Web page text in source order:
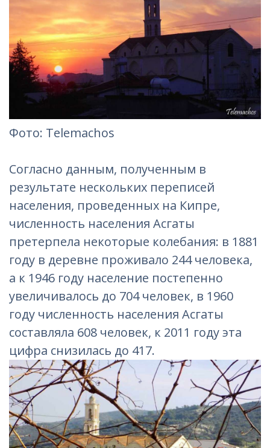
Фотo: Telemachos
Согласно данным, полученным в
результате нескольких переписей
населения, проведенных на Кипре,
численность населения Асгаты
претерпела некоторые колебания: в 1881
году в деревне проживало 244 человека,
а к 1946 году население постепенно
увеличивалось до 704 человек, в 1960
году численность населения Асгаты
составляла 608 человек, к 2011 году эта
цифра снизилась до 417.